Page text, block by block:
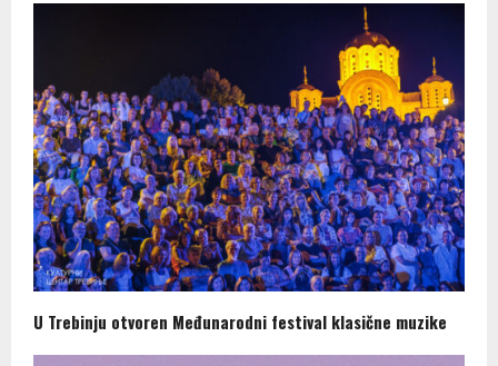
U Trebinju otvoren Međunarodni festival klasične muzike